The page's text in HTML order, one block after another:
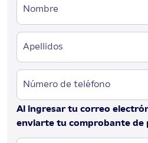
Nombre
Apellidos
Número de teléfono
Al ingresar tu correo
enviarte tu comprobante de